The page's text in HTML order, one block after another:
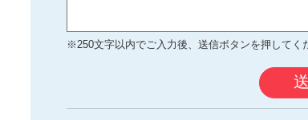
※250文字以内でご入力後、送信ボタンを押してく